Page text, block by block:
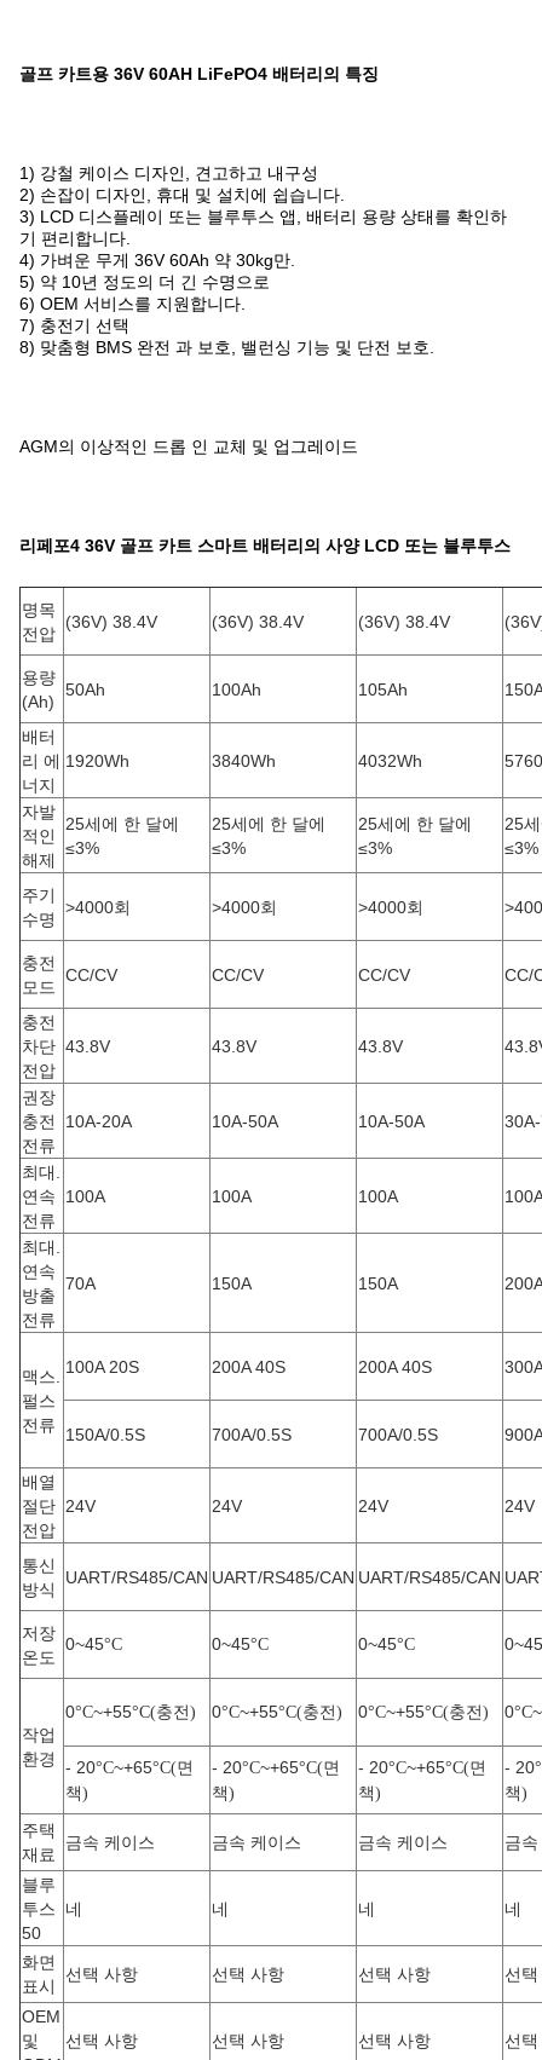
골프 카트용 36V 60AH LiFePO4 배터리의 특징
1) 강철 케이스 디자인, 견고하고 내구성
2) 손잡이 디자인, 휴대 및 설치에 쉽습니다.
3) LCD 디스플레이 또는 블루투스 앱, 배터리 용량 상태를 확인하
기 편리합니다.
4) 가벼운 무게 36V 60Ah 약 30kg만.
5) 약 10년 정도의 더 긴 수명으로
6) OEM 서비스를 지원합니다.
7) 충전기 선택
8) 맞춤형 BMS 완전 과 보호, 밸런싱 기능 및 단전 보호.
AGM의 이상적인 드롭 인 교체 및 업그레이드
리페포4 36V 골프 카트 스마트 배터리의 사양 LCD 또는 블루투스
명목
전압
(36V) 38.4V (36V) 38.4V (36V) 38.4V
용량
(Ah)
50Ah 100Ah 105Ah
배터
리 에
너지
1920Wh 3840Wh 4032Wh
자발
적인
해제
25세에 한 달에
≤3%
25세에 한 달에
≤3%
25세에 한 달에
≤3%
25
≤3%
주기
수명
>4000회 >4000회 >4000회
충전
모드
CC/CV CC/CV CC/CV CC/
충전
차단
전압
43.8V 43.8V 43.8V
권장
충전
전류
10A-20A 10A-50A 10A-50A
최대.
연속
전류
100A 100A 100A
최대.
연속
방출
전류
70A 150A 150A
맥스.
펄스
전류
100A 20S 200A 40S 200A 40S
150A/0.5S 700A/0.5S 700A/0.5S
배열
절단
전압
24V 24V 24V 24V
통신
방식
UART/RS485/CAN UART/RS485/CAN UART/RS485/CAN
저장
온도
0~45°C 0~45°C 0~45°C 0~45
작업
환경
0°C~+55°C(충전) 0°C~+55°C(충전) 0°C~+55°C(충전) 0°C
- 20°C~+65°C(면
책)
- 20°C~+65°C(면
책)
- 20°C~+65°C(면
책)
- 20
책)
주택
재료
금속 케이스 금속 케이스 금속 케이스 금
블루
투스
50
네 네 네 네
화면
표시
선택 사항 선택 사항 선택 사항 선
OEM
및
선택 사항 선택 사항 선택 사항 선